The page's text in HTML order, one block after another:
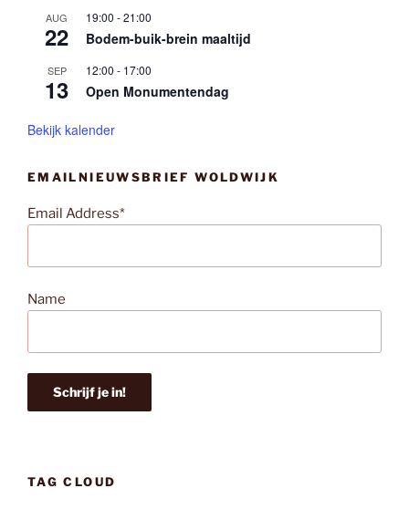
AUG
22
19:00 -21:00
Bodem-buik-brein maaltijd
SEP
13
12:00 - 17:00
Open Monumentendag
Bekijk kalender
EMAILNIEUWSBRIEF WOLDWIJK
Email Address*
Name
TAG CLOUD